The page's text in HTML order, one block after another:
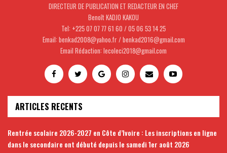
DIRECTEUR DE PUBLICATION ET REDACTEUR EN CHEF
Benoît KADJO KAKOU
Tel: +225 07 07 77 61 60 / 05 06 53 14 25
Email: benkad2008@yahoo.fr / benkad2016@gmail.com
Email Rédaction: lecoleci2018@gmail.com
ARTICLES RECENTS
Rentrée scolaire 2026-2027 en Côte d’Ivoire : Les inscriptions en ligne
dans le secondaire ont débuté depuis le samedi 1er août 2026